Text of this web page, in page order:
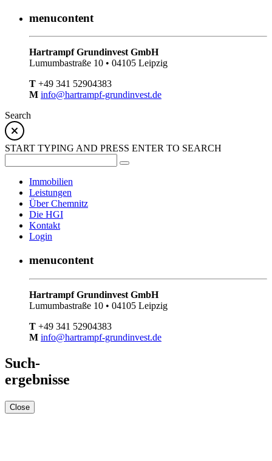
menucontent
Hartrampf Grundinvest GmbH
Lumumbastraße 10 • 04105 Leipzig
T +49 341 52904383
M info@hartrampf-grundinvest.de
Search
START TYPING AND PRESS ENTER TO SEARCH
Immobilien
Leistungen
Über Chemnitz
Die HGI
Kontakt
Login
menucontent
Hartrampf Grundinvest GmbH
Lumumbastraße 10 • 04105 Leipzig
T +49 341 52904383
M info@hartrampf-grundinvest.de
Such-
ergebnisse
Close